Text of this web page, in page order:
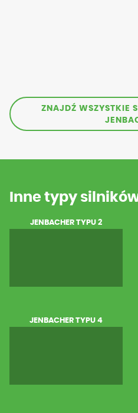
ZNAJDŹ WSZYSTKIE
Inne typy
JENBACHER TYPU 2
JENBACHER TYPU 4